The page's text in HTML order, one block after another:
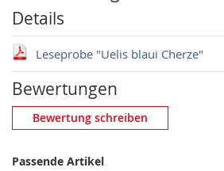
Details
Leseprobe "Uelis blaui Cherze"
Bewertungen
Eigene Bewertung schreiben
Nickname
Bewertung schreiben
Passende Artikel